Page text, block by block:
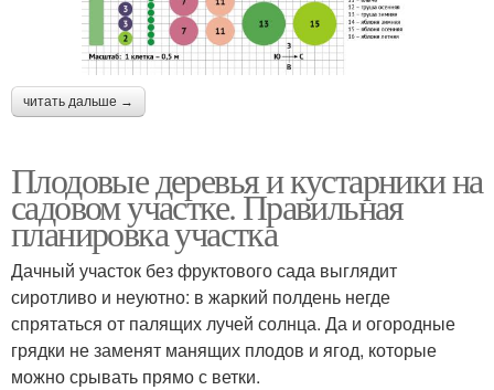
читать дальше →
Плодовые деревья и кустарники на
садовом участке. Правильная
планировка участка
Дачный участок без фруктового сада выглядит
сиротливо и неуютно: в жаркий полдень негде
спрятаться от палящих лучей солнца. Да и огородные
грядки не заменят манящих плодов и ягод, которые
можно срывать прямо с ветки.